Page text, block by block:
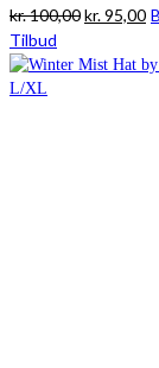
kr.100,00Den
pris
kr.95,00
Tilbud